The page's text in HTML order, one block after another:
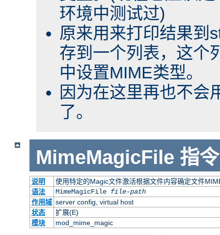
环境中测试过)
原来用来打印结果到
存到一个列表，这个
中设置MIME类型。
因为在这里再也不会
了。
MimeMagicFile 指令
说明
使用特定的Magic文件激活根据文件内容确定文件
语法
MimeMagicFile file-path
作用域 server config, virtual host
状态
扩展(E)
模块
mod_mime_magic